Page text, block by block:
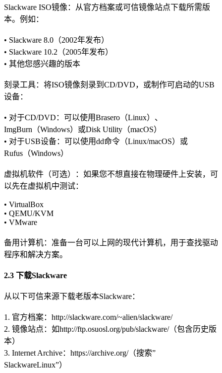
Slackware ISO镜像：从官方档案或可信镜像站点下载所需版
本。例如：
• Slackware 8.0（2002年发布）
• Slackware 10.2（2005年发布）
• 其他您感兴趣的版本
刻录工具：将ISO镜像刻录到CD/DVD，或制作可启动的USB
设备：
• 对于CD/DVD：可以使用Brasero（Linux）、
ImgBurn（Windows）或Disk Utility（macOS）
• 对于USB设备：可以使用dd命令（Linux/macOS）或
Rufus（Windows）
虚拟机软件（可选）：如果您不想直接在物理硬件上安装，可
以先在虚拟机中测试：
• VirtualBox
• QEMU/KVM
• VMware
备用计算机：准备一台可以上网的现代计算机，用于查找驱动
程序和解决方案。
2.3 下载Slackware
从以下可信来源下载老版本Slackware：
1. 官方档案：http://slackware.com/~alien/slackware/
2. 镜像站点：如http://ftp.osuosl.org/pub/slackware/（包含历史版
本）
3. Internet Archive：https://archive.org/（搜索”
SlackwareLinux”）